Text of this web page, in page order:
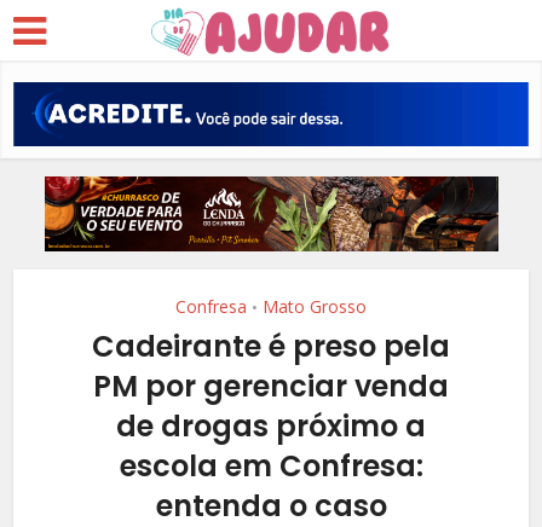
Confresa • Mato Grosso
Cadeirante é preso pela
PM por gerenciar venda
de drogas próximo a
escola em Confresa:
entenda o caso